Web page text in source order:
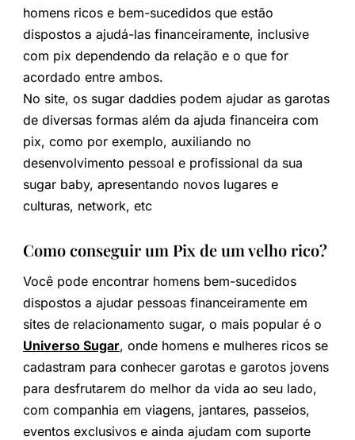
homens ricos e bem-sucedidos que estão
dispostos a ajudá-las financeiramente, inclusive
com pix dependendo da relação e o que for
acordado entre ambos.
No site, os sugar daddies podem ajudar as garotas
de diversas formas além da ajuda financeira com
pix, como por exemplo, auxiliando no
desenvolvimento pessoal e profissional da sua
sugar baby, apresentando novos lugares e
culturas, network, etc
Como conseguir um Pix de um velho rico?
Você pode encontrar homens bem-sucedidos
dispostos a ajudar pessoas financeiramente em
sites de relacionamento sugar, o mais popular é o
Universo Sugar, onde homens e mulheres ricos se
cadastram para conhecer garotas e garotos jovens
para desfrutarem do melhor da vida ao seu lado,
com companhia em viagens, jantares, passeios,
eventos exclusivos e ainda ajudam com suporte